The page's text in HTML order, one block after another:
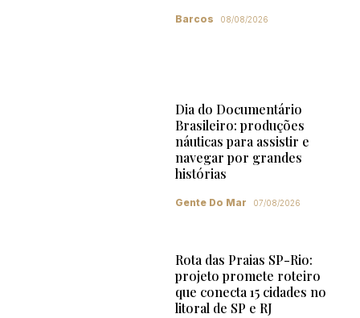
Barcos 08/08/2026
Dia do Documentário
Brasileiro: produções
náuticas para assistir e
navegar por grandes
histórias
Gente Do Mar 07/08/2026
Rota das Praias SP-Rio:
projeto promete roteiro
que conecta 15 cidades no
litoral de SP e RJ